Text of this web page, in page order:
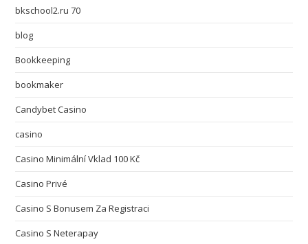
bkschool2.ru 70
blog
Bookkeeping
bookmaker
Candybet Casino
casino
Casino Minimální Vklad 100 Kč
Casino Privé
Casino S Bonusem Za Registraci
Casino S Neterapay